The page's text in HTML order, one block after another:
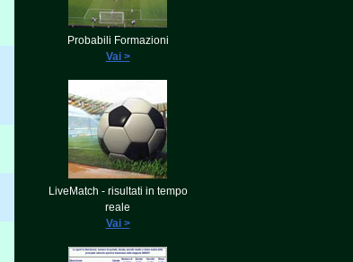
Probabili Formazioni
Vai >
LiveMatch - risultati in tempo
reale
Vai >